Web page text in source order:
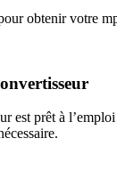
obtenir votre
est prêt à